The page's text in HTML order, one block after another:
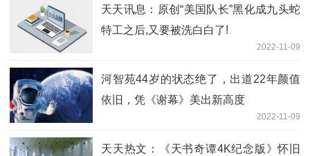
天天讯息：原创“美国队长”黑化成九头蛇
特工之后,又要被洗白白了!
2022-11-09
河智苑44岁的状态绝了，出道22年颜值
依旧，凭《谢幕》美出新高度
2022-11-09
天天热文：《天书奇谭4K纪念版》怀旧